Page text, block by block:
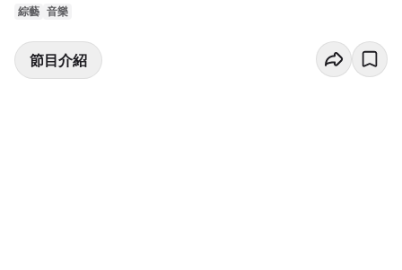
綜藝 音樂
節目介紹